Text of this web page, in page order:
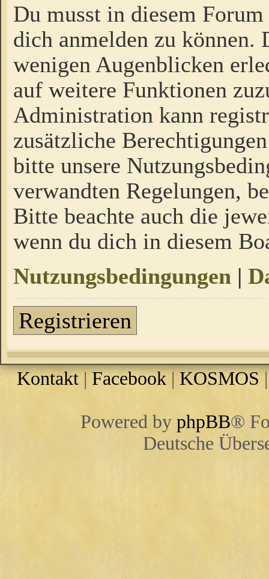
Du musst in diesem
dich anmelden zu
wenigen Augenblicken
auf weitere Funktionen
Administration kann
zusätzliche
bitte unsere
verwandten Regelungen,
Bitte beachte auch die
wenn du dich in diesem
Nutzungsbedingungen |
Registrieren
Kontakt | Facebook |KOSMOS
Powered by phpBB®
Deutsche